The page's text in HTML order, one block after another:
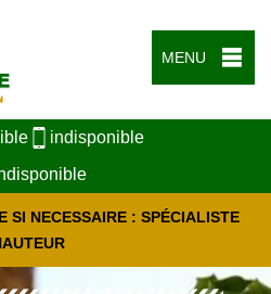
MENU
indisponible
SI NECESSAIRE : SPÉCIALISTE